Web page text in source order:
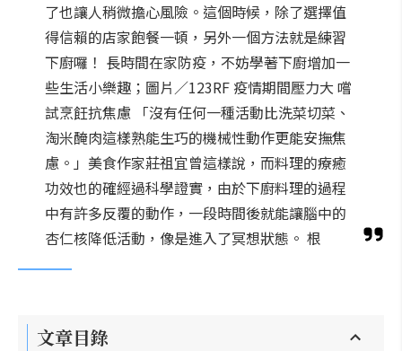
了也讓人稍微擔心風險。這個時候，除了選擇值
得信賴的店家飽餐一頓，另外一個方法就是練習
下廚囉！ 長時間在家防疫，不妨學著下廚增加一
些生活小樂趣；圖片／123RF 疫情期間壓力大 嚐
試烹飪抗焦慮 「沒有任何一種活動比洗菜切菜、
淘米醃肉這樣熟能生巧的機械性動作更能安撫焦
慮。」美食作家莊祖宜曾這樣說，而料理的療癒
功效也的確經過科學證實，由於下廚料理的過程
中有許多反覆的動作，一段時間後就能讓腦中的
杏仁核降低活動，像是進入了冥想狀態。 根
文章目錄